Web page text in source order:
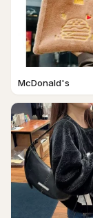
McDonald's